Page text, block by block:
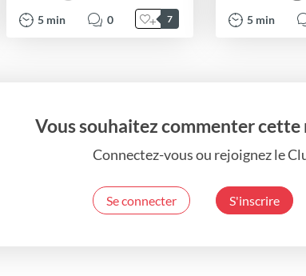
5 min 0 7 5 min
Vous souhaitez commenter cette
Connectez-vous ou rejoignez le
Se connecter S'inscrire